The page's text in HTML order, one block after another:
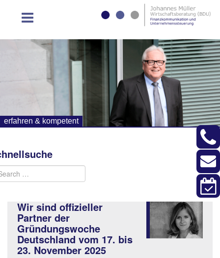
erfahren & kompetent
Wir sind offizieller
Partner der
Gründungswoche
Deutschland vom 17. bis
23. November 2025